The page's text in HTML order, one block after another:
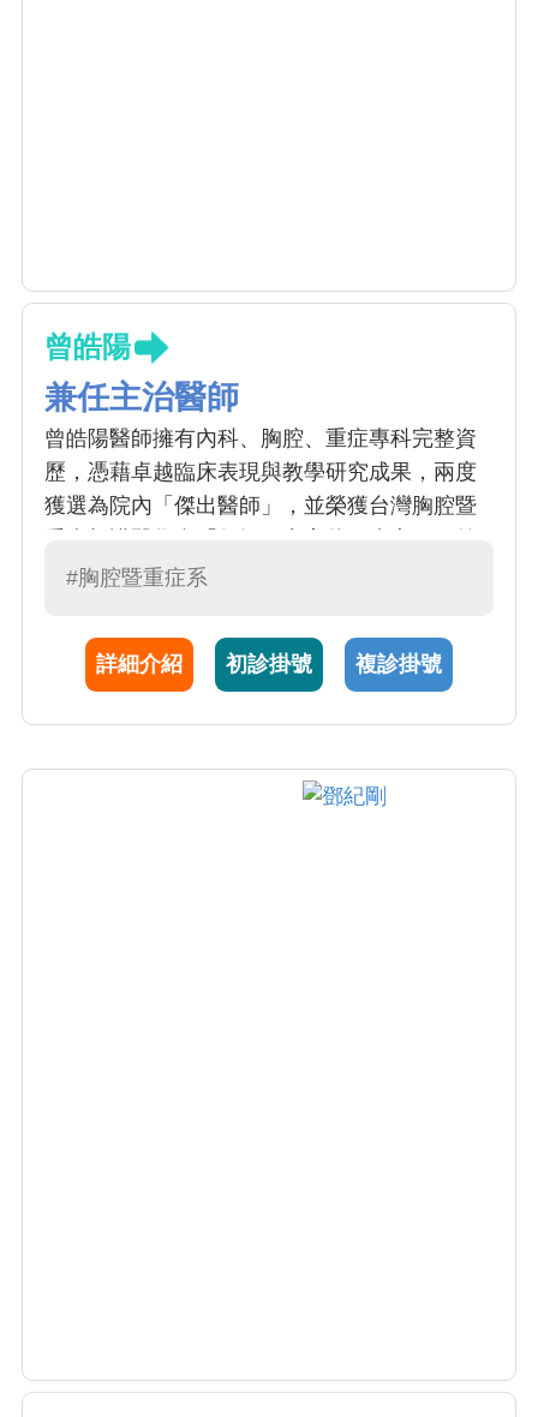
曾皓陽
兼任主治醫師
曾皓陽醫師擁有內科、胸腔、重症專科完整資
歷，憑藉卓越臨床表現與教學研究成果，兩度
獲選為院內「傑出醫師」，並榮獲台灣胸腔暨
亦受聘本校醫學系擔任兼任助理教授。曾醫師
國際智慧醫療戴維斯卓越獎」，以及「 NHQA
國家醫療品質獎」及 「 SNQ 國家品質標章」
台各醫院及學會進行專題演講。曾醫師致力於
將尖端研究與臨床實務接軌，為患者提供精準
#胸腔暨重症系
詳細介紹 初診掛號 複診掛號